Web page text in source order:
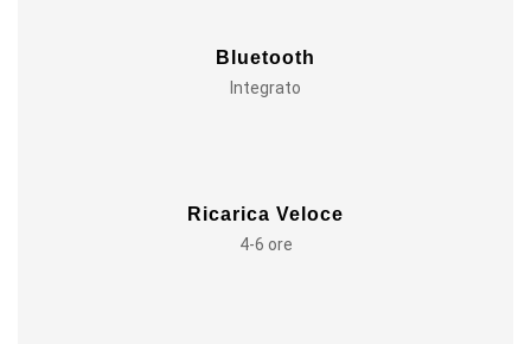
Bluetooth
Integrato
Ricarica Veloce
4-6 ore